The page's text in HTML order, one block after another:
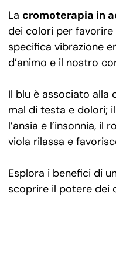
La cromoterapia in
dei colori per
specifica vibrazione
d’animo e il nostro
Il blu è associato alla
mal di testa e dolori;
l’ansia e l’insonnia,
viola rilassa e
Esplora i benefici di
scoprire il potere dei